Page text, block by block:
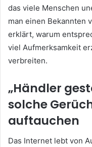
das viele Menschen
man einen Bekannten
erklärt, warum
viel Aufmerksamkeit
verbreiten.
„Händler
solche
auftauchen
Das Internet lebt von